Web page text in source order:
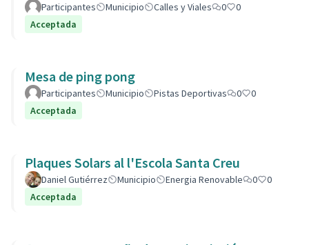
Participantes Municipio Calles y Viales 0
0
Acceptada
Mesa de ping pong
Participantes Municipio Pistas Deportivas 0
0
Acceptada
Plaques Solars al l'Escola Santa Creu
Daniel Gutiérrez Municipio Energia Renovable 0
0
Acceptada